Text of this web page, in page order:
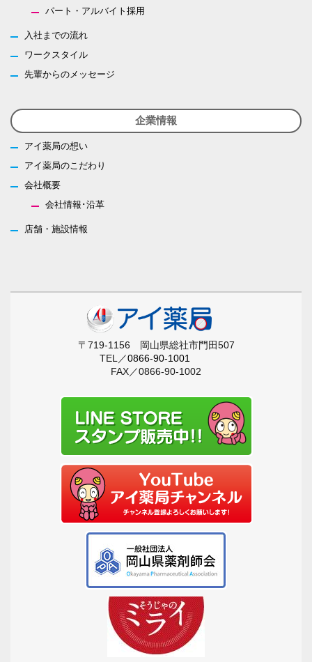
パート・アルバイト採用
入社までの流れ
ワークスタイル
先輩からのメッセージ
企業情報
アイ薬局の想い
アイ薬局のこだわり
会社概要
会社情報･沿革
店舗・施設情報
〒719-1156 岡山県総社市門田507
TEL／0866-90-1001
FAX／0866-90-1002